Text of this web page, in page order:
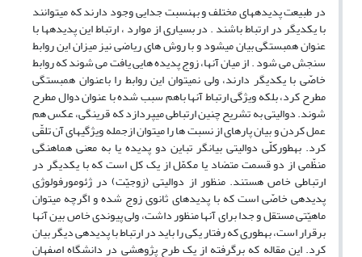
در طبیعت پدیده‎های مختلف و به‎نسبت جدایی وجود دارند که می‎توانند
با یکدیگر در ارتباط باشند . در بسیاری از موارد ، ارتباط این پدیده‎ها با
عنوان همبستگی بیان می‎شود و با روش ‎های ریاضی نیز میزان این روابط
سنجش می‎ شود . از میان آنها، زوج پدیده‎ هایی یافت می ‎شوند که روابط
خاصّی با یکدیگر دارند، ولی نمی‎توان این روابط را باعنوان همبستگی
مطرح کرد، بلکه ویژگی ارتباط آنها باهم سبب شده با عنوان دوال مطرح
شوند. دوالیتی به تشریح چنین ارتباطی می‎پردازد که قرینگی، عکس هم
عمل کردن و بیان پاره‎ای از نسبت‎ ها را می‎توان ازجمله ویژگی‎های آن تلقّی
کرد. به‎طورکلّی دوالیتی بیانگر تباین دو پدیده یا به معنی هماهنگی
منظّمی از دو قسمت متضاد یا مکمّل از یک کل است که با یکدیگر در
ارتباطی خاص هستند. منظور از دوالیتی (زوجیّت) در ژئومورفولوژی
پدیده‎ی خاصّی است که با پدیده‎ای ثانوی زوج شده و اگرچه می‎توان
ماهیّتی مستقل و جدا برای آنها منظور داشت، ولی پیوندی خاص بین آنها
برقرار است، به‎طوری که رفتار یکی را باید در ارتباط با پدیده‎ی دیگر بیان
کرد. این مقاله که برگرفته از یک طرح پژوهشی در دانشگاه اصفهان